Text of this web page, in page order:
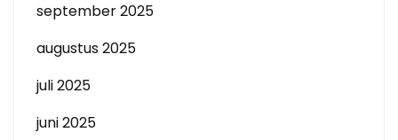
september 2025
augustus 2025
juli 2025
juni 2025